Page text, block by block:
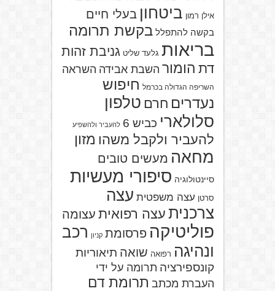
אילן רמון ביטחון בעלי חיים
בקשה להתפלל בקשת תרומה
בריאות גלעד שליט גניבת זהות
דת הומור השבת אבידה השראה
השריפה הגדולה בכרמל חיפוש
נעדרים חרם טלפון
סלולארי כביש 6 להעביר ולהשפיע
להעביר ולקבל משהו מזון
מחאה מעשים טובים
סיינטולוגיה סיפורי מעשיות
סרטן עצה משפטית עצה
צרכנית עצה רפואית עצומה
פוליטיקה פרסומת קניון רכב
ונהיגה רפואה שואה תיאוריות
קונספירציה תרומה על ידי
העברת מכתב תרומת דם